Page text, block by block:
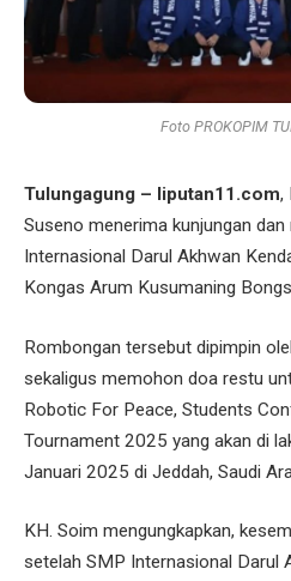
Foto PROKOPIM
Tulungagung – liputan11.com,
Suseno menerima kunjungan
Internasional Darul Akhwan
Kongas Arum Kusumaning
Rombongan tersebut dipimpin
sekaligus memohon doa restu
Robotic For Peace, Students
Tournament 2025 yang akan di
Januari 2025 di Jeddah, Saudi
KH. Soim mengungkapkan,
setelah SMP Internasional Darul